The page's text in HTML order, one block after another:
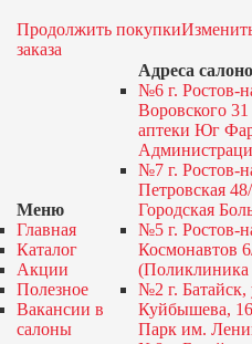
Продолжить покупки
заказа
Меню
Главная
Каталог
Акции
Полезное
Вакансии в
салоны
Адреса
№6 г. Ростов-
Воровского
аптеки Юг
№7 г. Ростов-
Петровская
Городская
№5 г. Ростов-
Космонавтов
№2 г. Батайск,
Куйбышева,
Парк им.